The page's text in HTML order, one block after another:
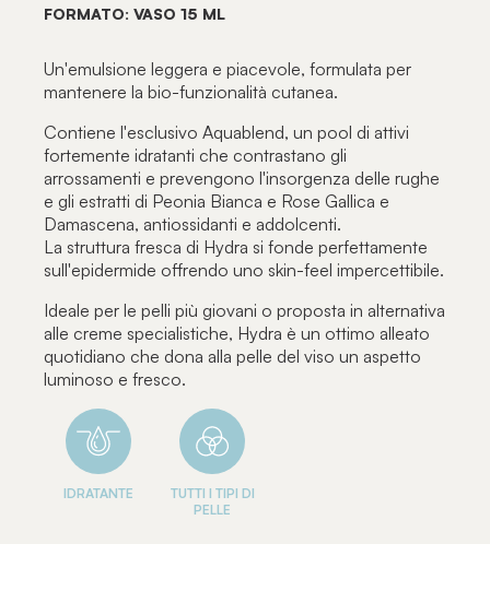
FORMATO: VASO 15 ML
Un'emulsione leggera e piacevole, formulata per
mantenere la bio-funzionalità cutanea.
Contiene l'esclusivo Aquablend, un pool di attivi
fortemente idratanti che contrastano gli
arrossamenti e prevengono l'insorgenza delle rughe
e gli estratti di Peonia Bianca e Rose Gallica e
Damascena, antiossidanti e addolcenti.
La struttura fresca di Hydra si fonde perfettamente
sull'epidermide offrendo uno skin-feel impercettibile.
Ideale per le pelli più giovani o proposta in alternativa
alle creme specialistiche, Hydra è un ottimo alleato
quotidiano che dona alla pelle del viso un aspetto
luminoso e fresco.
IDRATANTE
TUTTI I TIPI DI
PELLE